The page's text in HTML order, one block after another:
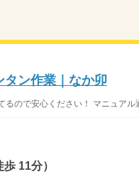
ン作業｜なか卯
ので安心ください！ マニュアル
11分）